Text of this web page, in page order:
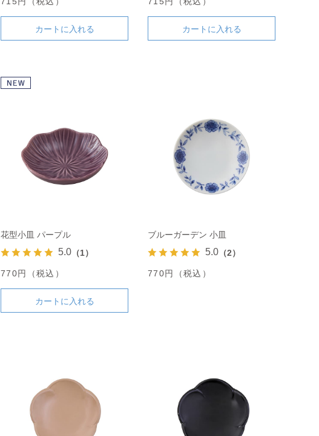
カートに入れる カートに入れる
花型小皿 パープル
5.0 （1）
770円（税込）
カートに入れる
ブルーガーデン 小皿
5.0 （2）
770円（税込）